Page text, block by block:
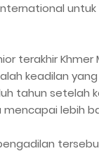
untuk
terakhir Khmer
keadilan
tahun setelah
lebih